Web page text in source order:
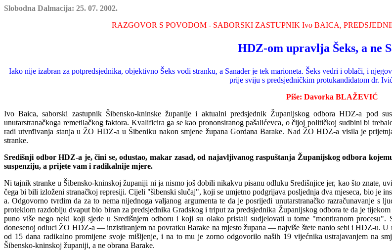
Slobodna Dalmacija: 25. 07. 2002.
RAZGOVOR S POVODOM - SABORSKI ZASTUPNIK Ivo BAICA,
HDZ-om upravlja Šeks, a ne
Iako nije izabran za potpredsjednika, objektivno Šeks vodi stranku, a Sanader je tek marioneta. Šeks vedri i oblači, i
prije sviju s predsjedničkim protukandidatom dr.
Piše: Davorka BLAŽEVIĆ
Ivo Baica, saborski zastupnik Šibensko-kninske županije i aktualni predsjednik Županijskog odbora HDZ-a pod
unutarstranačkoga remetilačkog faktora. Kvalificira ga se kao prononsiranog pašalićevca, o čijoj političkoj sudbini bi
radi utvrđivanja stanja u ŽO HDZ-a u Šibeniku nakon smjene župana Gordana Barake. Nad ŽO HDZ-a visila je prije
stranke.
Središnji odbor HDZ-a je, čini se, odustao, makar zasad, od najavljivanog raspuštanja Županijskog odbora
suspenziju, a prijete vam i radikalnije mjere.
Ni tajnik stranke u Šibensko-kninskoj županiji ni ja nismo još dobili nikakvu pisanu odluku Središnjice jer, kao što znate,
čega bi bili izloženi stranačkoj represiji. Cijeli "šibenski slučaj", koji se umjetno podgrijava posljednja dva mjeseca, bio je
a. Odgovorno tvrdim da za to nema nijednoga valjanog argumenta te da je posrijedi unutarstranačko razračunavanje
proteklom razdoblju dvaput bio biran za predsjednika Gradskog i triput za predsjednika Županijskog odbora te da je
puno više nego neki koji sjede u Središnjem odboru i koji su olako pristali sudjelovati u tome "montiranom procesu".
donesenoj odluci ŽO HDZ-a — inzistiranjem na povratku Barake na mjesto župana — najviše štete nanio sebi i HDZ-u.
od 15 dana radikalno promijene svoje mišljenje, i na to mu je zorno odgovorilo naših 19 vijećnika ustrajavanjem na
Šibensko-kninskoj županiji, a ne obrana Barake.